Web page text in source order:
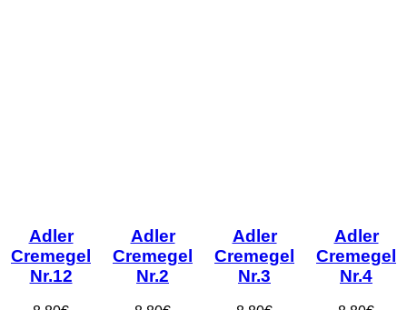
Adler
Cremegel
Nr.12
Adler
Cremegel
Nr.2
Adler
Cremegel
Nr.3
Adler
Cremegel
Nr.4